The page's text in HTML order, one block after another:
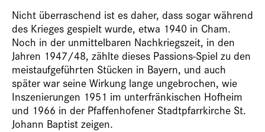
Nicht überraschend ist es daher, dass sogar während
des Krieges gespielt wurde, etwa 1940 in Cham.
Noch in der unmittelbaren Nachkriegszeit, in den
Jahren 1947/48, zählte dieses Passions-Spiel zu den
meistaufgeführten Stücken in Bayern, und auch
später war seine Wirkung lange ungebrochen, wie
Inszenierungen 1951 im unterfränkischen Hofheim
und 1966 in der Pfaffenhofener Stadtpfarrkirche St.
Johann Baptist zeigen.